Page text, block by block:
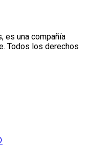
es una compañía
Todos los derechos